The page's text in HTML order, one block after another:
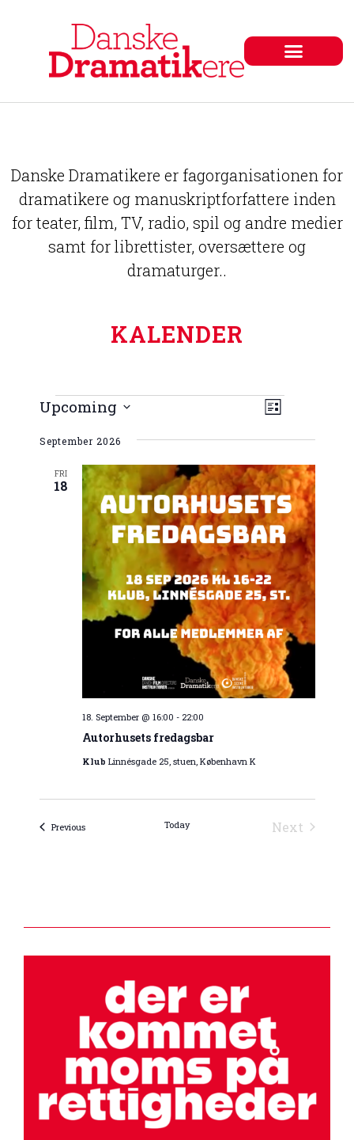
Danske Dramatikere er fagorganisationen for
dramatikere og manuskriptforfattere inden
for teater, film, TV, radio, spil og andre medier
samt for librettister, oversættere og
dramaturger..
KALENDER
EVENT
VIEWS
List
Upcoming
date.
September 2026
FRI
18
Autorhusets fredagsbar
18. September @ 16:00 - 22:00
Klub Linnésgade 25, stuen, København K
PreviousEvents Today
Next